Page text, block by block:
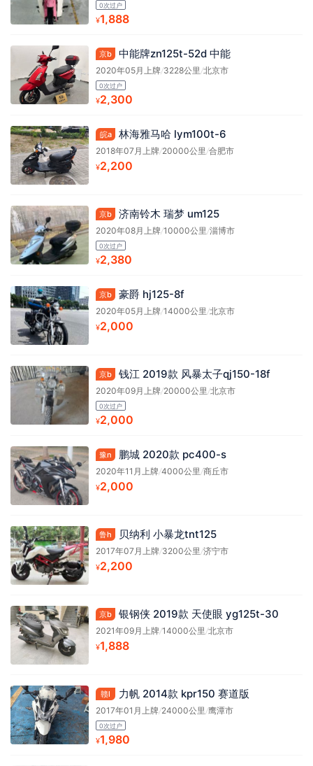
0次过户
¥1,888
京b 中能牌zn125t-52d 中能
2020年05月上牌/3228公里/北京市
0次过户
¥2,300
皖a 林海雅马哈 lym100t-6
2018年07月上牌/20000公里/合肥市
¥2,200
京b 济南铃木 瑞梦 um125
2020年08月上牌/10000公里/淄博市
0次过户
¥2,380
京b 豪爵 hj125-8f
2020年05月上牌/14000公里/北京市
¥2,000
京b 钱江 2019款 风暴太子qj150-18f
2020年09月上牌/20000公里/北京市
0次过户
¥2,000
豫n 鹏城 2020款 pc400-s
2020年11月上牌/4000公里/商丘市
¥2,000
鲁h 贝纳利 小暴龙tnt125
2017年07月上牌/3200公里/济宁市
¥2,200
京b 银钢侠 2019款 天使眼 yg125t-30
2021年09月上牌/14000公里/北京市
¥1,888
赣l 力帆 2014款 kpr150 赛道版
2017年01月上牌/24000公里/鹰潭市
0次过户
¥1,980